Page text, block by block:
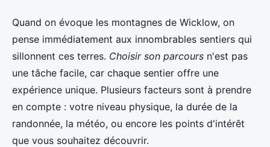
Quand on évoque les montagnes de Wicklow, on
pense immédiatement aux innombrables sentiers qui
sillonnent ces terres. Choisir son parcours n'est pas
une tâche facile, car chaque sentier offre une
expérience unique. Plusieurs facteurs sont à prendre
en compte : votre niveau physique, la durée de la
randonnée, la météo, ou encore les points d'intérêt
que vous souhaitez découvrir.